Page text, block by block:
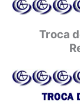
Troca